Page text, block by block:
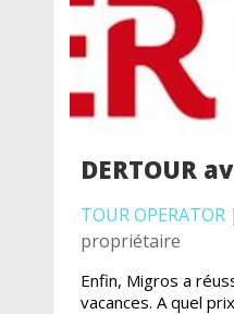
DERTOUR
TOUR OPERATOR|
propriétaire
Enfin, Migros a
vacances. A quel